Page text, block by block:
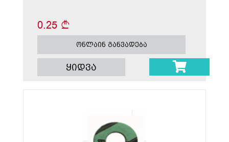
0.25
ონლაინ განვადება
ყიდვა